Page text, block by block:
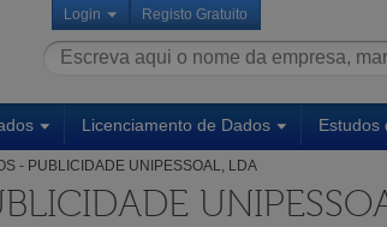
Login Registo Gratuito
Licenciamento de Dados Estudos
- PUBLICIDADE UNIPESSOAL, LDA